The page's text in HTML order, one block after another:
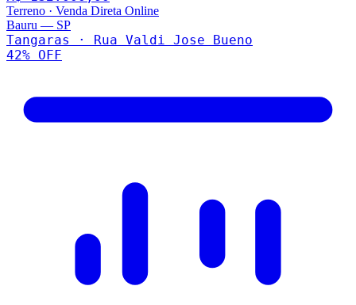
Terreno · Venda Direta Online
Bauru — SP
Tangaras · Rua Valdi Jose Bueno
42% OFF